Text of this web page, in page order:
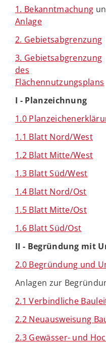
1. Bekanntmachung
Anlage
2. Gebietsabgrenzung
3. Gebietsabgrenzung
des
Flächennutzungsplans
I - Planzeichnung
1.0
1.1 Blatt Nord/West
1.2 Blatt Mitte/West
1.3 Blatt Süd/West
1.4 Blatt Nord/Ost
1.5 Blatt Mitte/Ost
1.6 Blatt Süd/Ost
II - Begründung mit
2.0 Begründung und
Anlagen zur
2.1 Verbindliche
2.2 Neuausweisung
2.3 Gewässer- und